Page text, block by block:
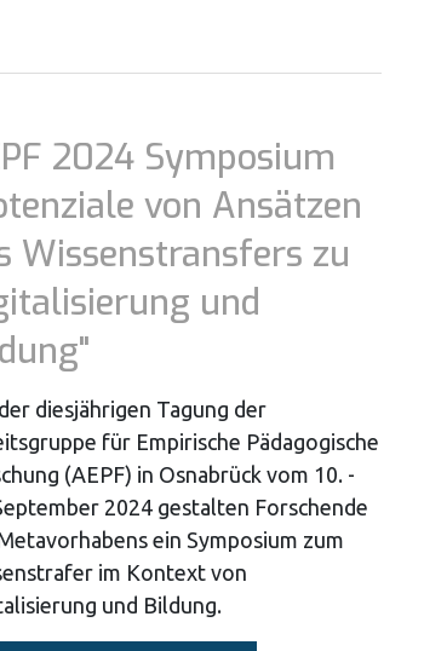
2024 Symposium
von Ansätzen
Wissenstransfers zu
und
diesjährigen Tagung der
für Empirische Pädagogische
(AEPF) in Osnabrück vom 10. -
2024 gestalten Forschende
ein Symposium zum
im Kontext von
und Bildung.